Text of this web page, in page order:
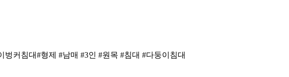
커침대#형제 #남매 #3인 #원목 #침대 #다둥이침대